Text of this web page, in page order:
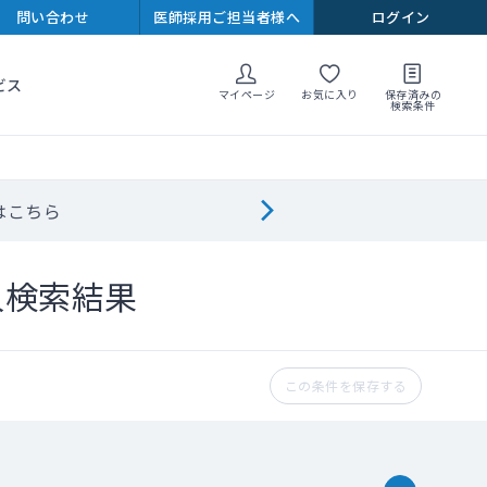
問い合わせ 医師採用ご担当者様へ ログイン
ス マイページ お気に入り 保存済みの
検索条件
ちら
索結果
この条件を保存する